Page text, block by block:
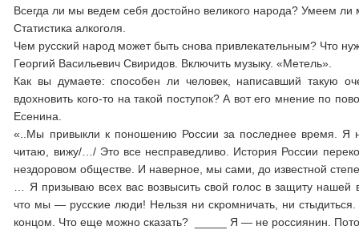
Всегда ли мы ведем себя достойно великого народа? Умеем
Статистика алкоголя.
Чем русский народ может быть снова привлекательным? Что
Георгий Васильевич Свиридов. Включить музыку. «Метель».
Как вы думаете: способен ли человек, написавший такую
вдохновить кого-то на такой поступок? А вот его мнение по
Есенина.
«..Мы привыкли к поношению России за последнее время. Я
читаю, вижу/…/ Это все несправедливо. История России
нездоровом обществе. И наверное, мы сами, до известной
… Я призываю всех вас возвысить свой голос в защиту
что мы — русские люди! Нельзя ни скромничать, ни
концом. Что еще можно сказать? _____ Я — не россиянин.